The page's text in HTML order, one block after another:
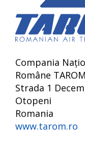
Compania
Române
Strada 1
Otopeni
Romania
www.tarom.ro